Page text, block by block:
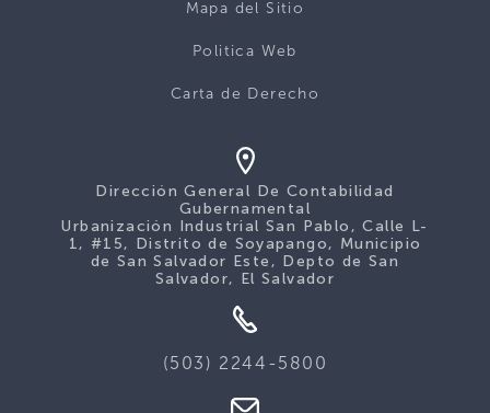
Mapa del Sitio
Politica Web
Carta de Derecho
Dirección General De Contabilidad
Gubernamental
Urbanización Industrial San Pablo, Calle L-
1, #15, Distrito de Soyapango, Municipio
de San Salvador Este, Depto de San
Salvador, El Salvador
(503) 2244-5800